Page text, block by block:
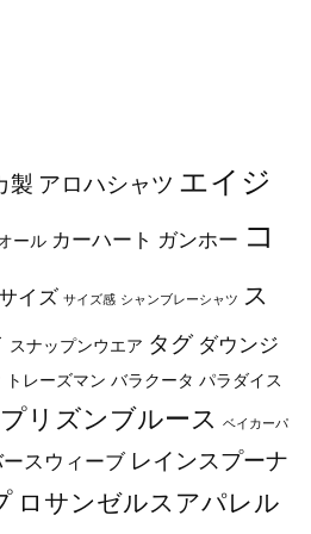
製 アロハシャツ エイジ
ール カーハート ガンホー コ
イズ サイズ感 シャンブレーシャツ
ス
スナップンウエア タグ ダウンジ
トレーズマン バラクータ パラダイス
プリズンブルース ベイカーパ
ースウィーブ レインスプーナ
ロサンゼルスアパレル